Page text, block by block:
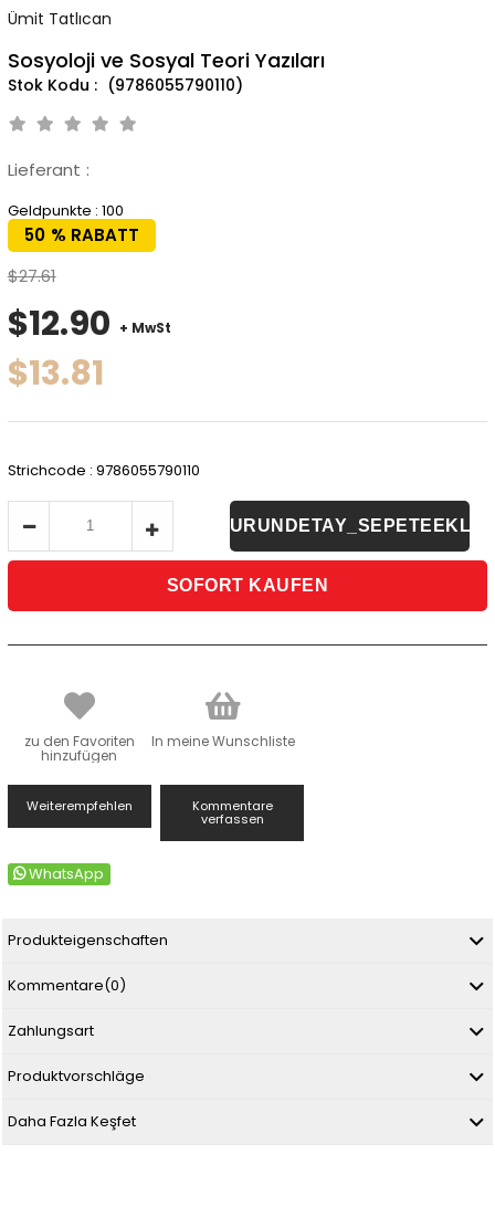
Ümit Tatlıcan
Sosyoloji ve Sosyal Teori Yazıları
(9786055790110)
Lieferant :
Geldpunkte : 100
%
50
RABATT
$27.61
$12.90 + MwSt
$13.81
Strichcode : 9786055790110
zu den Favoriten
hinzufügen
In meine Wunschliste
Weiterempfehlen Kommentare
verfassen
WhatsApp
Produkteigenschaften
Kommentare(0)
Zahlungsart
Produktvorschläge
Daha Fazla Keşfet